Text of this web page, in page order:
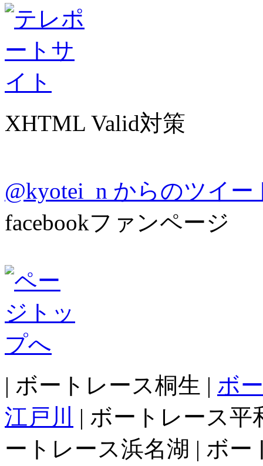
XHTML Valid対策
@kyotei_n からのツイー
facebookファンページ
| ボートレース桐生 | ボ
江戸川
| ボートレース平
ートレース浜名湖 | ボ